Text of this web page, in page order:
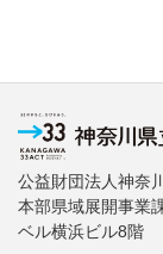
公益財団法人神奈
本部県域展開事
ベル横浜ビル8階